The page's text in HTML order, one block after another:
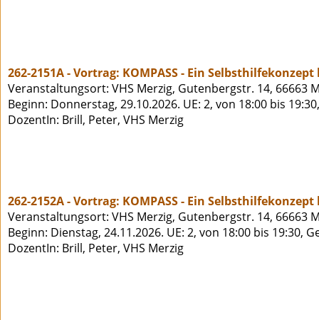
262-2151A - Vortrag: KOMPASS - Ein
Veranstaltungsort: VHS Merzig, Gutenbergstr. 14, 66663
Beginn: Donnerstag, 29.10.2026. UE: 2, von 18:00 bis
DozentIn: Brill, Peter, VHS Merzig
262-2152A - Vortrag: KOMPASS - Ein
Veranstaltungsort: VHS Merzig, Gutenbergstr. 14, 66663
Beginn: Dienstag, 24.11.2026. UE: 2, von 18:00 bis 19:30,
DozentIn: Brill, Peter, VHS Merzig